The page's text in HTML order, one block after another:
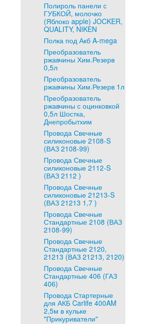
Полироль панели с
ГУБКОЙ, молочко
(Яблоко apple) JOCKER,
QUALITY, NIKEN
Полка под Акб A-mega
Преобразователь
ржавчины Хим.Резерв
0,5л
Преобразователь
ржавчины Хим.Резерв 1л
Преобразователь
ржавчины с оцинковкой
0,5л Шостка,
Днепробытхим
Провода Свечные
силиконовые 2108-S
(ВАЗ 2108-99)
Провода Свечные
силиконовые 2112-S
(ВАЗ 2112 )
Провода Свечные
силиконовые 21213-S
(ВАЗ 21213 1,7 )
Провода Свечные
Стандартные 2108 (ВАЗ
2108-99)
Провода Свечные
Стандартные 2120,
21213 (ВАЗ 21213, 2120)
Провода Свечные
Стандартные 406 (ГАЗ
406)
Провода Стартерные
для АКБ Carlife 400AM
2,5м в кульке
"Прикуриватели"